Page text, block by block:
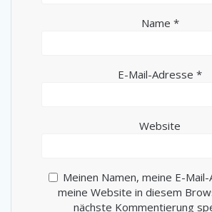
Name *
E-Mail-Adresse *
Website
Meinen Namen, meine E-
meine Website in diesem
nächste Kommentierung